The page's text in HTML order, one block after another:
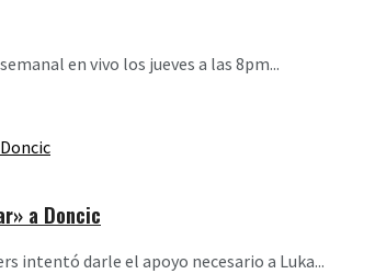
en vivo los jueves a las 8pm...
a Doncic
intentó darle el apoyo necesario a Luka...